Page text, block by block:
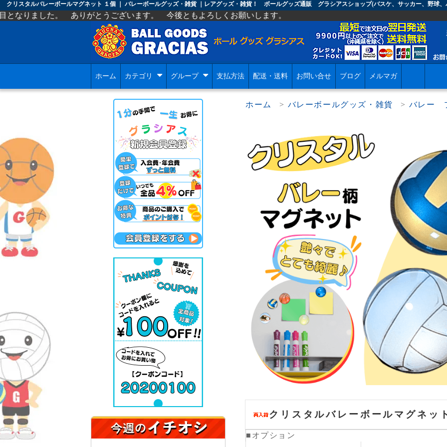
クリスタルバレーボールマグネット １個 ｜ バレーボールグッズ・雑貨 ｜レアグッズ・雑貨！ ボールグッズ通販 グラシアスショップ(バスケ、サッカー、野球、
りがとうございます。 今後ともよろしくお願いします。
ホーム カテゴリ グループ 支払方法 配送・送料 お問い合せ ブログ メルマガ
ホーム > バレーボールグッズ・雑貨 > バレー
クリスタルバレーボールマグネッ
■オプション